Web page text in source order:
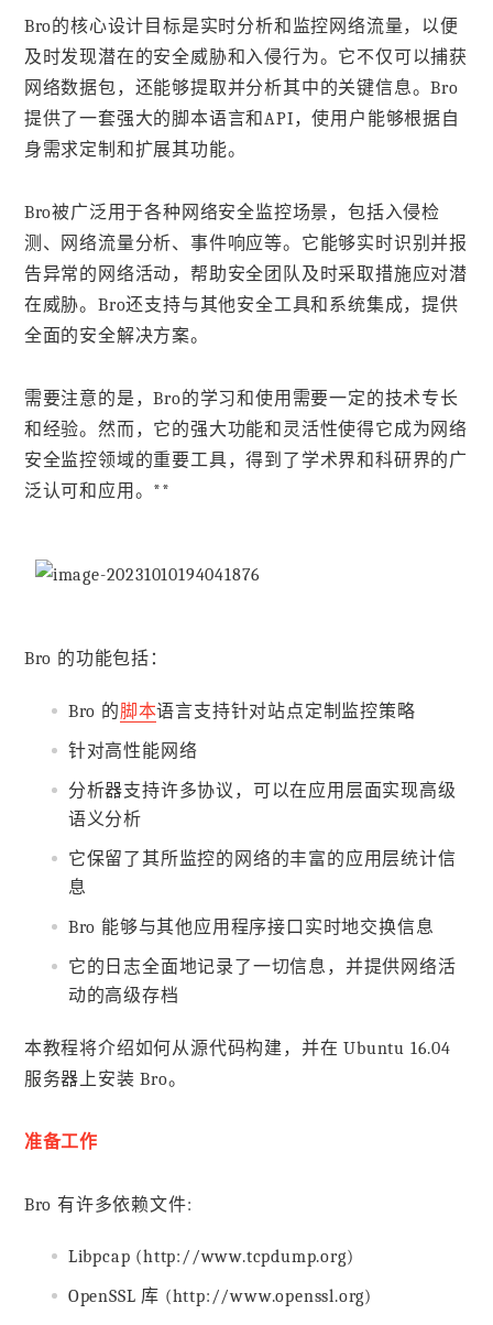
Bro的核心设计目标是实时分析和监控网络流量，以便
及时发现潜在的安全威胁和入侵行为。它不仅可以捕获
网络数据包，还能够提取并分析其中的关键信息。Bro
提供了一套强大的脚本语言和API，使用户能够根据自
身需求定制和扩展其功能。
Bro被广泛用于各种网络安全监控场景，包括入侵检
测、网络流量分析、事件响应等。它能够实时识别并报
告异常的网络活动，帮助安全团队及时采取措施应对潜
在威胁。Bro还支持与其他安全工具和系统集成，提供
全面的安全解决方案。
需要注意的是，Bro的学习和使用需要一定的技术专长
和经验。然而，它的强大功能和灵活性使得它成为网络
安全监控领域的重要工具，得到了学术界和科研界的广
泛认可和应用。**
Bro 的功能包括：
Bro 的脚本语言支持针对站点定制监控策略
针对高性能网络
分析器支持许多协议，可以在应用层面实现高级
语义分析
它保留了其所监控的网络的丰富的应用层统计信
息
Bro 能够与其他应用程序接口实时地交换信息
它的日志全面地记录了一切信息，并提供网络活
动的高级存档
本教程将介绍如何从源代码构建，并在 Ubuntu 16.04
服务器上安装 Bro。
准备工作
Bro 有许多依赖文件:
Libpcap (http://www.tcpdump.org)
OpenSSL 库 (http://www.openssl.org)